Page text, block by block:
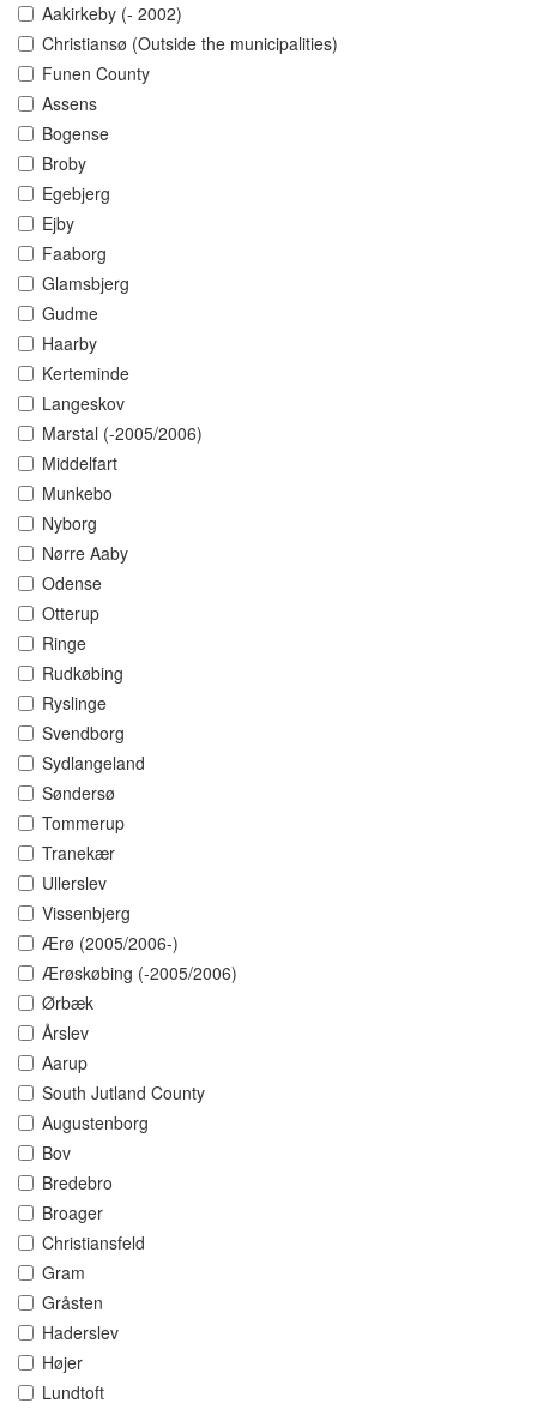
Aakirkeby (- 2002)
Christiansø (Outside the municipalities)
Funen County
Assens
Bogense
Broby
Egebjerg
Ejby
Faaborg
Glamsbjerg
Gudme
Haarby
Kerteminde
Langeskov
Marstal (-2005/2006)
Middelfart
Munkebo
Nyborg
Nørre Aaby
Odense
Otterup
Ringe
Rudkøbing
Ryslinge
Svendborg
Sydlangeland
Søndersø
Tommerup
Tranekær
Ullerslev
Vissenbjerg
Ærø (2005/2006-)
Ærøskøbing (-2005/2006)
Ørbæk
Årslev
Aarup
South Jutland County
Augustenborg
Bov
Bredebro
Broager
Christiansfeld
Gram
Gråsten
Haderslev
Højer
Lundtoft